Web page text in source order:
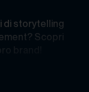
di storytelling
Scopri
brand!